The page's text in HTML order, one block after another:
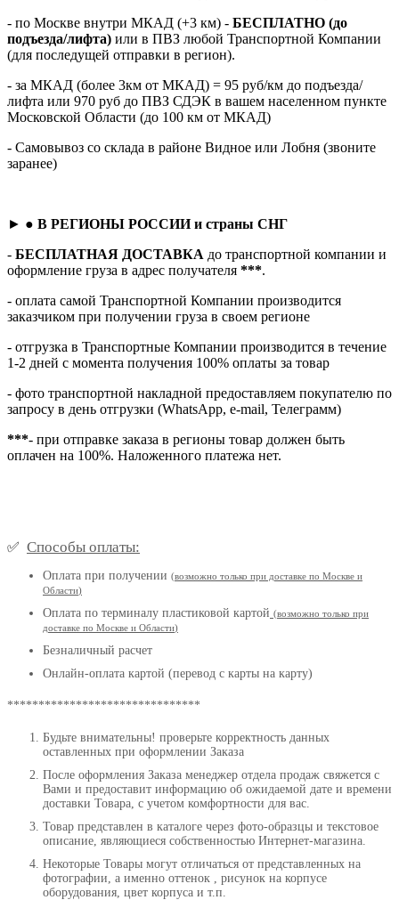
- по Москве внутри МКАД (+3 км) - БЕСПЛАТНО (до
подъезда/лифта) или в ПВЗ любой Транспортной Компании
(для последущей отправки в регион).
- за МКАД (более 3км от МКАД) = 95 руб/км до подъезда/
лифта или 970 руб до ПВЗ СДЭК в вашем населенном пункте
Московской Области (до 100 км от МКАД)
- Самовывоз со склада в районе Видное или Лобня (звоните
заранее)
► ● В РЕГИОНЫ РОССИИ и страны СНГ
- БЕСПЛАТНАЯ ДОСТАВКА до транспортной компании и
оформление груза в адрес получателя ***.
- оплата самой Транспортной Компании производится
заказчиком при получении груза в своем регионе
- отгрузка в Транспортные Компании производится в течение
1-2 дней с момента получения 100% оплаты за товар
- фото транспортной накладной предоставляем покупателю по
запросу в день отгрузки (WhatsApp, e-mail, Телеграмм)
***- при отправке заказа в регионы товар должен быть
оплачен на 100%. Наложенного платежа нет.
✅ Способы оплаты:
Оплата при получении (возможно только при доставке по Москве и
Области)
Оплата по терминалу пластиковой картой (возможно только при
доставке по Москве и Области)
Безналичный расчет
Онлайн-оплата картой (перевод с карты на карту)
*******************************
Будьте внимательны! проверьте корректность данных
оставленных при оформлении Заказа
После оформления Заказа менеджер отдела продаж свяжется с
Вами и предоставит информацию об ожидаемой дате и времени
доставки Товара, с учетом комфортности для вас.
Товар представлен в каталоге через фото-образцы и текстовое
описание, являющиеся собственностью Интернет-магазина.
Некоторые Товары могут отличаться от представленных на
фотографии, а именно оттенок , рисунок на корпусе
оборудования, цвет корпуса и т.п.